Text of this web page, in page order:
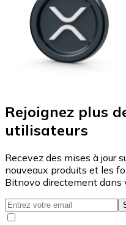
Rejoignez plus
utilisateurs
Recevez des mises à jour
nouveaux produits et les
Bitnovo directement dans